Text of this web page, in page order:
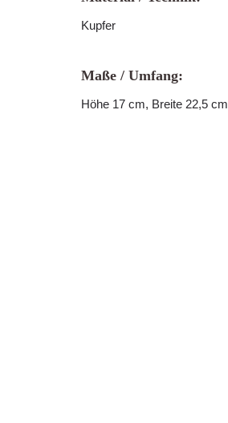
Kupfer
Maße / Umfang:
Höhe 17 cm, Breite 22,5 cm